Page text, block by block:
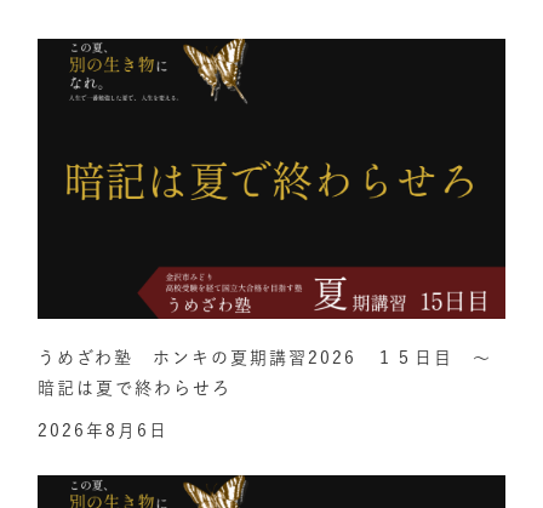
うめざわ塾 ホンキの夏期講習2026 １５日目 ～
暗記は夏で終わらせろ
2026年8月6日